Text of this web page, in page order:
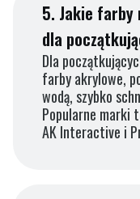
5. Jakie farby
dla
Dla
farby akrylowe,
wodą, szybko
Popularne marki
AK Interactive i